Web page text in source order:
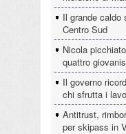
Il grande caldo
Centro Sud
Nicola
quattro
Il governo
chi sfrutta i
Antitrust,
per skipass in